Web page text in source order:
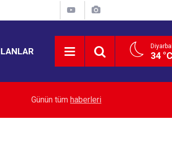
34
GGC’den Diyarbakır İl Jandarma Komutanı
Günün tüm haberleri